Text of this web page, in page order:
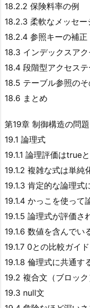
18.2.2 保険料率の例
18.2.3 柔軟なメッセ
18.2.4 参照キーの補正
18.3 インデックスア
18.4 段階型アクセス
18.5 テーブル参照の
18.6 まとめ
第19章 制御構造の問題
19.1 論理式
19.1.1 論理評価はtrue
19.1.2 複雑な式は単純
19.1.3 肯定的な論理式
19.1.4 かっこを使って
19.1.5 論理式が評価さ
19.1.6 数値を含んでい
19.1.7 0との比較ガイ
19.1.8 倫理式に共通す
19.2 複合文（ブロック
19.3 null文